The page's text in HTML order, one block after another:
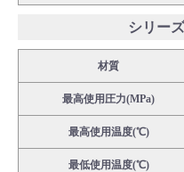
languageLanguage：日本語／
シリー
材質
最高使用圧力(MPa)
最高使用温度(℃)
最低使用温度(℃)